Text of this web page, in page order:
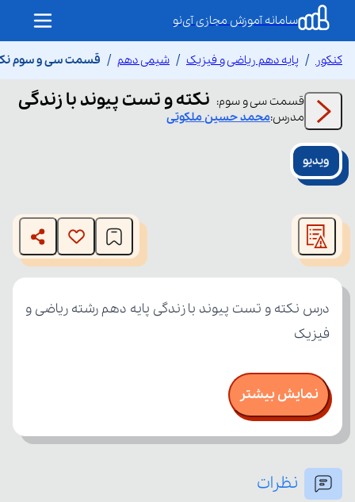
سامانه آموزش مجازی آی‌نو
کنکور پایه دهم ریاضی و فیزیک شیمی دهم قسمت سی و سوم
قسمت سی و سوم: نکته و تست پیوند با زندگی
مدرس:محمد حسینملکوتی
ویدیو
modal
window.
The media could not be loaded, either because the server
or network failed or because the format is not supported.
فیزیک
نمایش بیشتر
نظرات